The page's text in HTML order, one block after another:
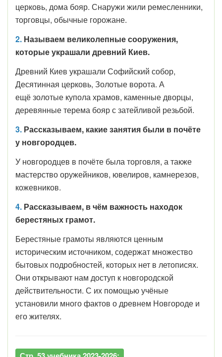
церковь, дома бояр. Снаружи жили ремесленники,
торговцы, обычные горожане.
2. Называем великолепные сооружения,
которые украшали древний Киев.
Древний Киев украшали Софийский собор,
Десятинная церковь, Золотые ворота. А
ещё золотые купола храмов, каменные дворцы,
деревянные терема бояр с затейливой резьбой.
3. Рассказываем, какие занятия были в почёте
у новгородцев.
У новгородцев в почёте была торговля, а также
мастерство оружейников, ювелиров, камнерезов,
кожевников.
4. Рассказываем, в чём важность находок
берестяных грамот.
Берестяные грамоты являются ценным
историческим источником, содержат множество
бытовых подробностей, которых нет в летописях.
Они открывают нам доступ к новгородской
действительности. С их помощью учёные
установили много фактов о древнем Новгороде и
его жителях.